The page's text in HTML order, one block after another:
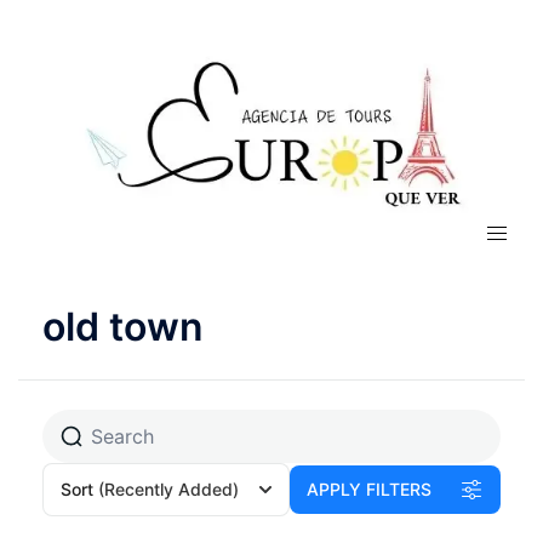
old town
Sort (Recently Added) APPLY FILTERS